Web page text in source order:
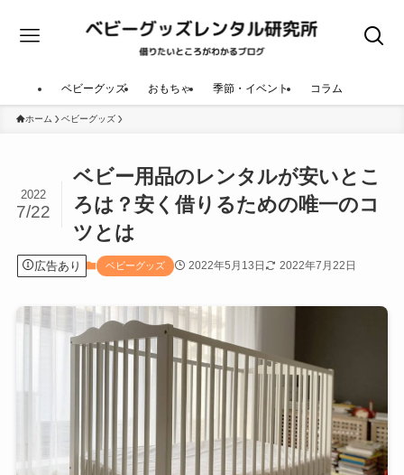
ベビーグッズ おもちゃ 季節・イベント コラム
ホーム ベビーグッズ
ベビー用品のレンタルが安いとこ
ろは？安く借りるための唯一のコ
ツとは
2022
7/22
広告あり ベビーグッズ 2022年5月13日 2022年7月22日